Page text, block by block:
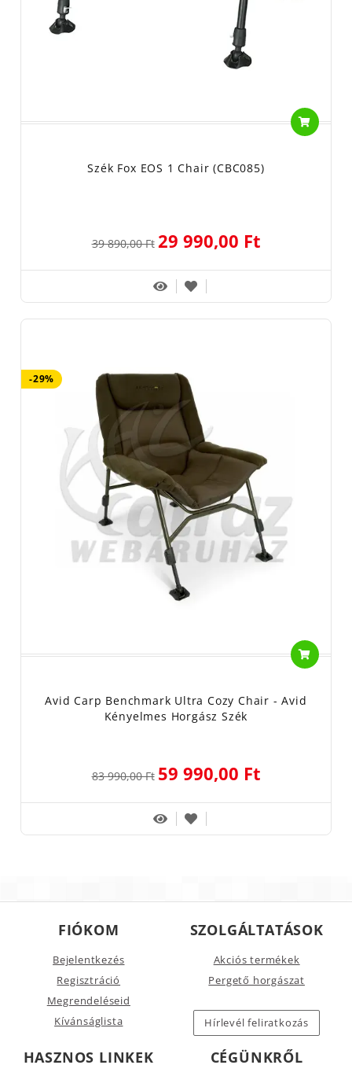
Szék Fox EOS 1 Chair (CBC085)
39 890,00 Ft 29 990,00 Ft
-29%
Avid Carp Benchmark Ultra Cozy Chair - Avid
Kényelmes Horgász Szék
83 990,00 Ft 59 990,00 Ft
FIÓKOM
Bejelentkezés
Regisztráció
Megrendeléseid
Kívánságlista
SZOLGÁLTATÁSOK
Akciós termékek
Pergető horgászat
Hírlevél feliratkozás
HASZNOS LINKEK CÉGÜNKRŐL